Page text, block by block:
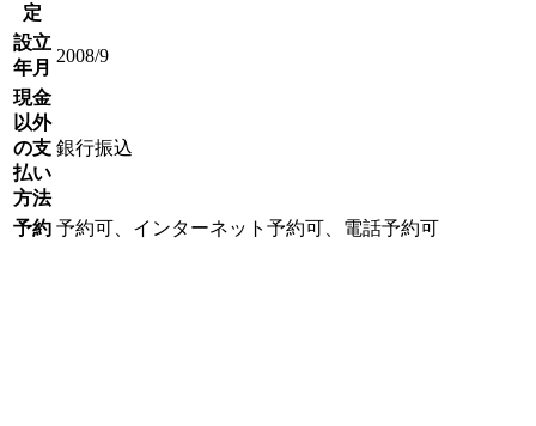
定
設立
年月
2008/9
現金
以外
の支
払い
方法
銀行振込
予約 予約可、インターネット予約可、電話予約可